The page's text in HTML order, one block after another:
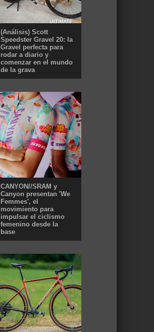
(Análisis) Scott
Speedster Gravel 20: la
Gravel perfecta para
rodar a diario y
comenzar en el mundo
de la grava
CANYON//SRAM y
Canyon presentan 'We
Femmes', el
movimiento para
impulsar el ciclismo
femenino desde la
base